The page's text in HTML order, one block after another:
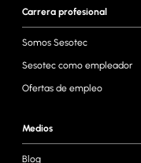
Carrera profesional
Somos Sesotec
Sesotec como empleador
Ofertas de empleo
Medios
Blog